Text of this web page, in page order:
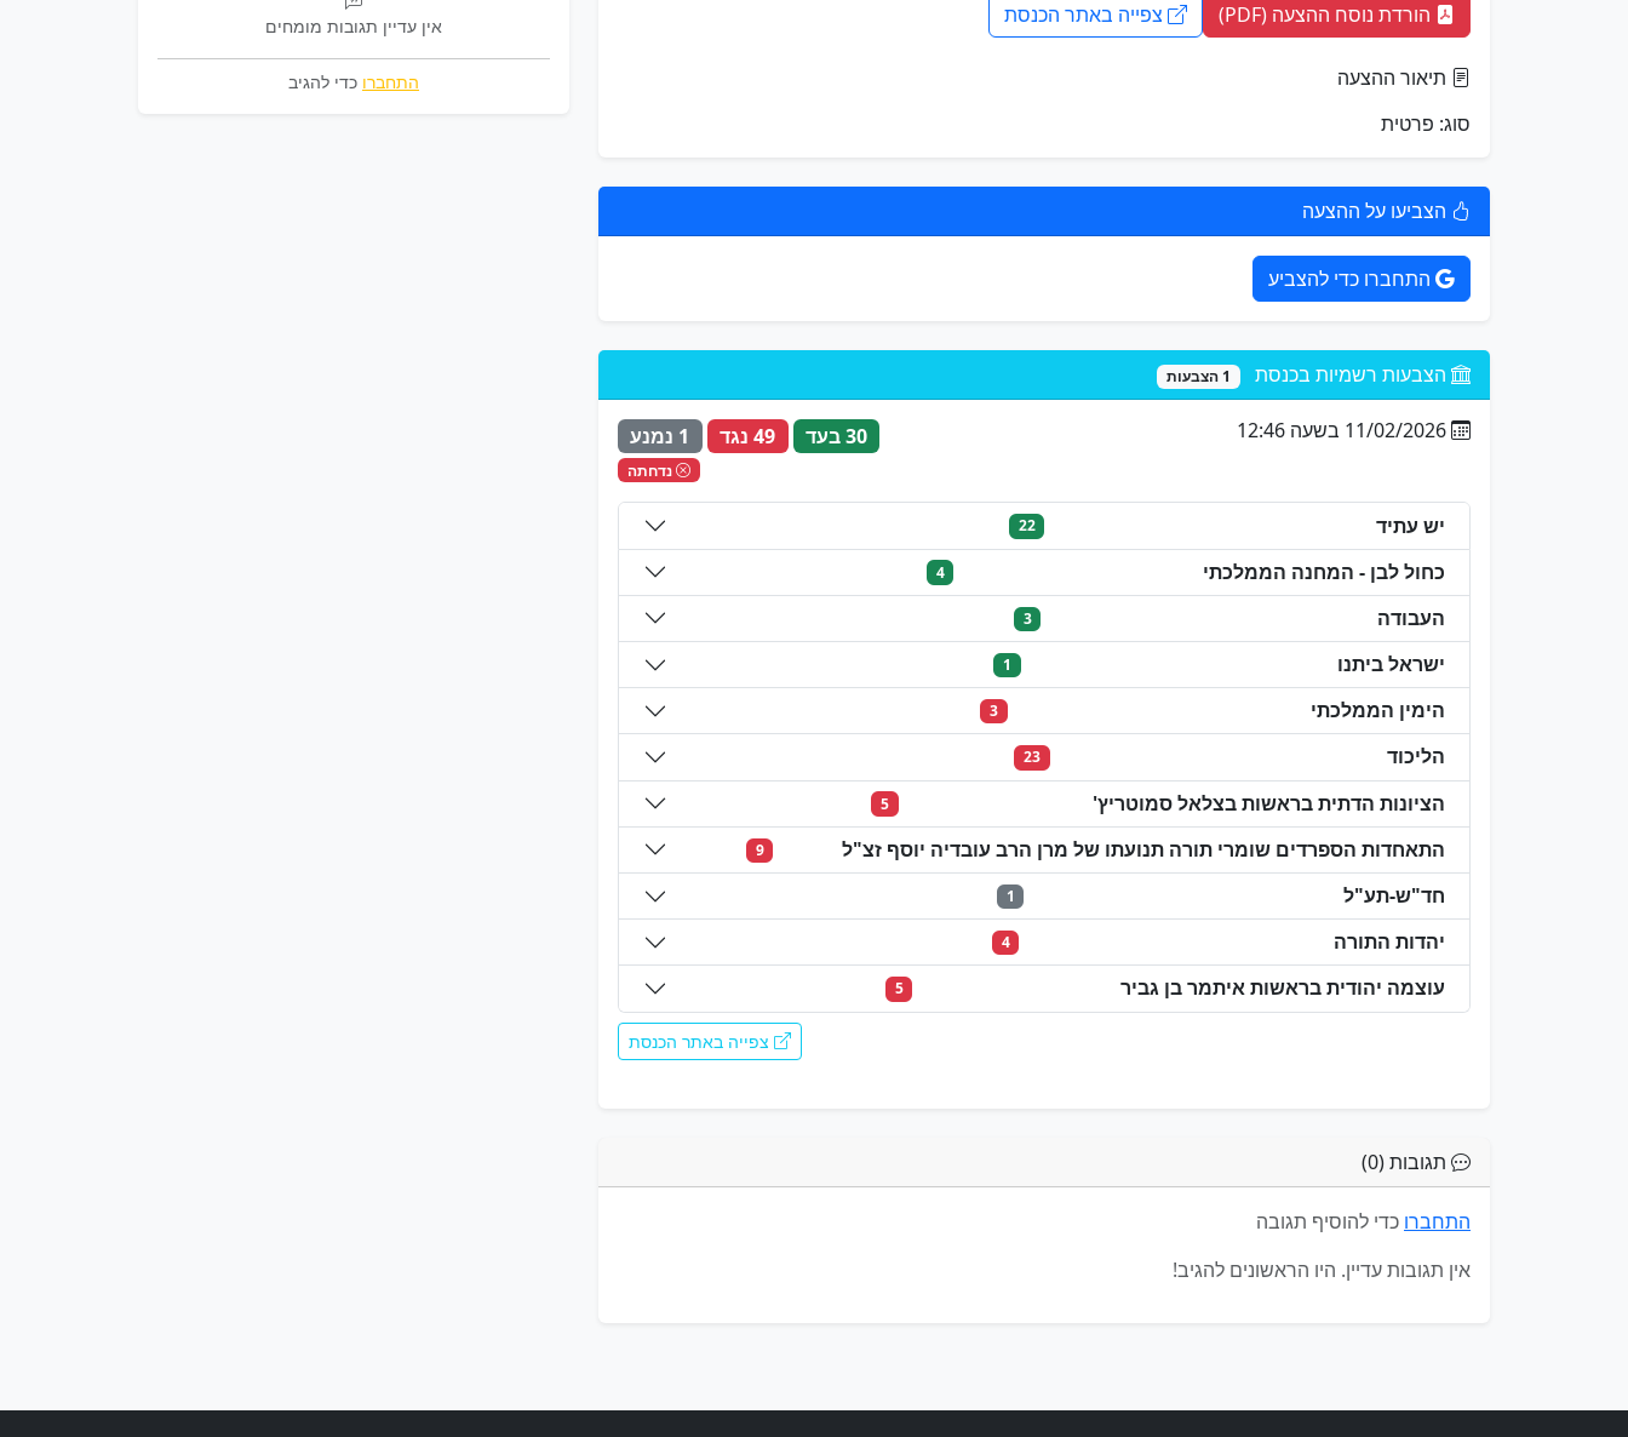
הורדת נוסח ההצעה (PDF) צפייה באתר הכנסת
תיאור ההצעה
סוג: פרטית
הצביעו על ההצעה
התחברו כדי להצביע
הצבעות רשמיות בכנסת 1 הצבעות
30 בעד 49 נגד 1 נמנע
נדחתה
יש עתיד 22
כחול לבן - המחנה הממלכתי 4
העבודה 3
ישראל ביתנו 1
הימין הממלכתי 3
הליכוד 23
הציונות הדתית בראשות בצלאל סמוטריץ' 5
התאחדות הספרדים שומרי תורה תנועתו של מרן הרב עובדיה יוסף זצ"ל 9
חד"ש-תע"ל 1
יהדות התורה 4
עוצמה יהודית בראשות איתמר בן גביר 5
צפייה באתר הכנסת
תגובות (0)
התחברו כדי להוסיף תגובה
אין תגובות עדיין. היו הראשונים להגיב!
אין עדיין תגובות מומחים
התחברו כדי להגיב